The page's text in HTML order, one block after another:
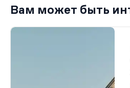
Вам может быть